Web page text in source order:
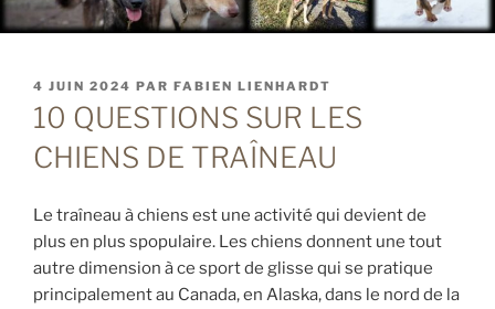
PUBLIÉ
LE
4 JUIN 2024 PAR FABIEN LIENHARDT
10 QUESTIONS SUR LES
CHIENS DE TRAÎNEAU
Le traîneau à chiens est une activité qui devient de
plus en plus spopulaire. Les chiens donnent une tout
autre dimension à ce sport de glisse qui se pratique
principalement au Canada, en Alaska, dans le nord de la